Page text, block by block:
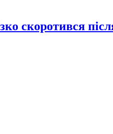
скоротився